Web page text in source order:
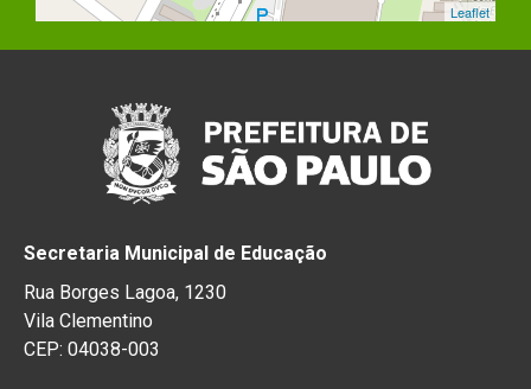
Leaflet
Secretaria Municipal de Educação
Rua Borges Lagoa, 1230
Vila Clementino
CEP: 04038-003